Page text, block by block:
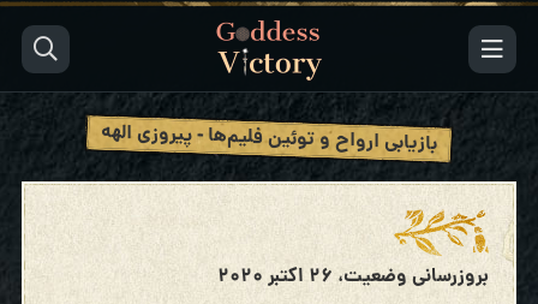
بازیابی ارواح و توئین فلیم‌ها - پیروزی الهه
بروزرسانی وضعیت، ۲۶ اکتبر ۲۰۲۰